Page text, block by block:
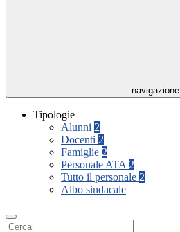
navigazione
Tipologie
Alunni 2
Docenti 2
Famiglie 2
Personale ATA 2
Tutto il personale 2
Albo sindacale